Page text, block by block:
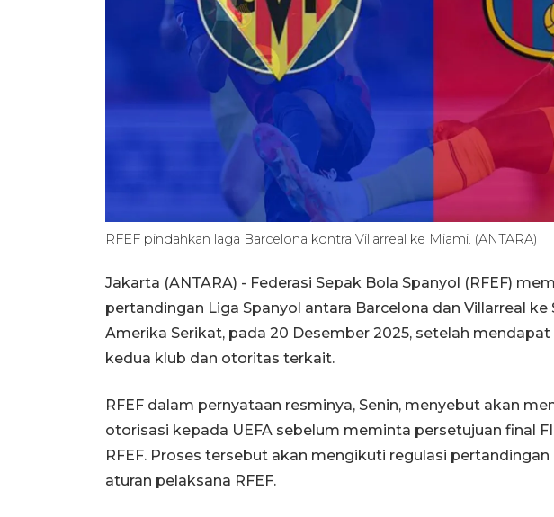
RFEF pindahkan laga Barcelona kontra Villarreal ke Miami. (ANTARA)
Jakarta (ANTARA) - Federasi Sepak Bola Spanyol (RFEF)
pertandingan Liga Spanyol antara Barcelona dan Villarreal
Amerika Serikat, pada 20 Desember 2025, setelah
kedua klub dan otoritas terkait.
RFEF dalam pernyataan resminya, Senin, menyebut akan
otorisasi kepada UEFA sebelum meminta persetujuan final
RFEF. Proses tersebut akan mengikuti regulasi pertandingan
aturan pelaksana RFEF.